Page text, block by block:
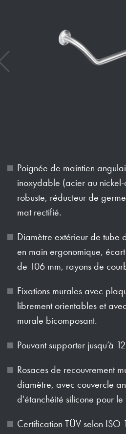
Poignée de maintien
inoxydable (acier au
robuste, réducteur de
mat rectifié.
Diamètre extérieur de tube
en main ergonomique,
de 106 mm, rayons de
Fixations murales avec
librement orientables et
murale bicomposant.
Pouvant supporter jusqu’à
Rosaces de recouvrement
diamètre, avec couvercle
d'étanchéité silicone pour le
Certification TÜV selon ISO